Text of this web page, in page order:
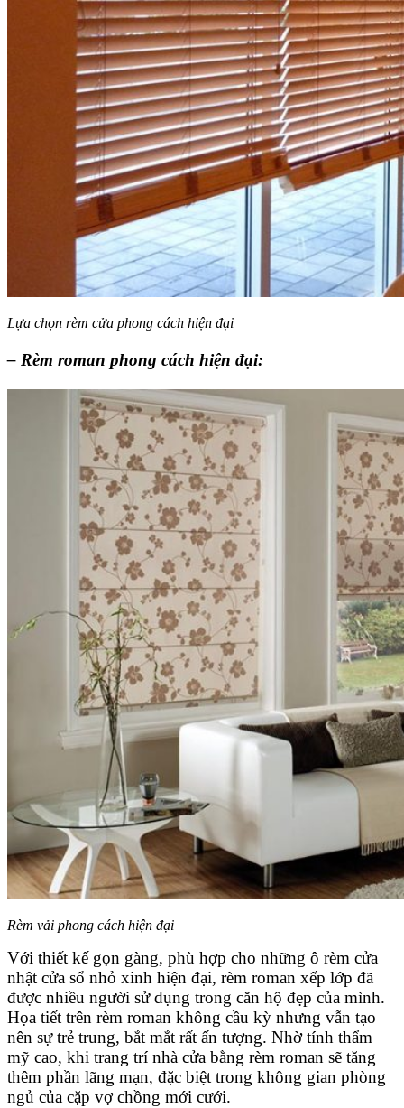
Lựa chọn rèm cửa phong cách hiện đại
– Rèm roman phong cách hiện đại:
Rèm vải phong cách hiện đại
Với thiết kế gọn gàng, phù hợp cho những ô rèm cửa
nhật cửa sổ nhỏ xinh hiện đại, rèm roman xếp lớp đã
được nhiều người sử dụng trong căn hộ đẹp của mình.
Họa tiết trên rèm roman không cầu kỳ nhưng vẫn tạo
nên sự trẻ trung, bắt mắt rất ấn tượng. Nhờ tính thẩm
mỹ cao, khi trang trí nhà cửa bằng rèm roman sẽ tăng
thêm phần lãng mạn, đặc biệt trong không gian phòng
ngủ của cặp vợ chồng mới cưới.